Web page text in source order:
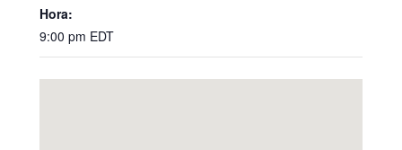
Hora:
9:00 pm EDT